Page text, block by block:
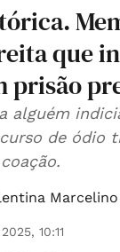
que
prisão
alguém
de ódio
Marcelino
10:11